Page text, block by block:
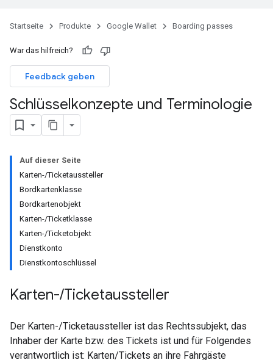
Startseite Produkte Google Wallet Boarding passes
War das hilfreich?
Feedback geben
Schlüsselkonzepte und Terminologie
Auf dieser Seite
Karten-/Ticketaussteller
Bordkartenklasse
Bordkartenobjekt
Karten-/Ticketklasse
Karten-/Ticketobjekt
Dienstkonto
Dienstkontoschlüssel
Karten-/Ticketaussteller
Der Karten-/Ticketaussteller ist das Rechtssubjekt, das
Inhaber der Karte bzw. des Tickets ist und für Folgendes
verantwortlich ist: Karten/Tickets an ihre Fahrgäste